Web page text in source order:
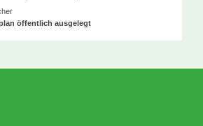
öffentlich ausgelegt